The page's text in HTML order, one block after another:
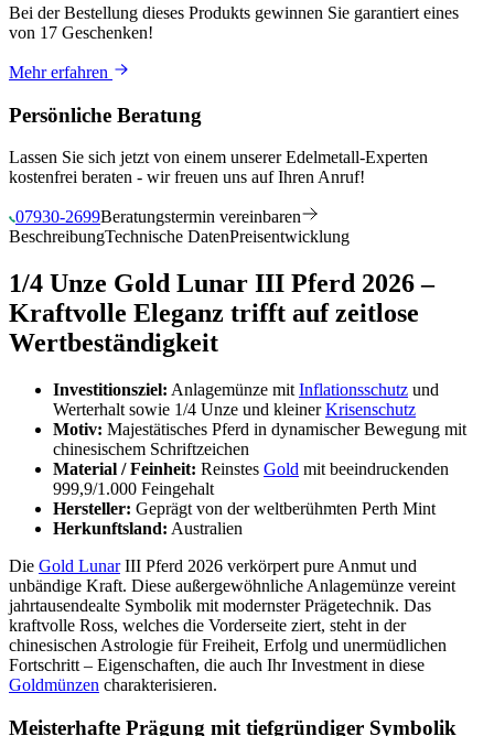
Bei der Bestellung dieses Produkts gewinnen Sie garantiert eines
von 17 Geschenken!
Mehr erfahren
Persönliche Beratung
Lassen Sie sich jetzt von einem unserer Edelmetall-Experten
kostenfrei beraten - wir freuen uns auf Ihren Anruf!
07930-2699Beratungstermin vereinbaren
BeschreibungTechnische DatenPreisentwicklung
1/4 Unze Gold Lunar III Pferd 2026 –
Kraftvolle Eleganz trifft auf zeitlose
Wertbeständigkeit
Investitionsziel: Anlagemünze mit Inflationsschutz und
Werterhalt sowie 1/4 Unze und kleinerKrisenschutz
Motiv: Majestätisches Pferd in dynamischer Bewegung mit
chinesischem Schriftzeichen
Material / Feinheit: Reinstes Gold mit beeindruckenden
999,9/1.000 Feingehalt
Hersteller: Geprägt von der weltberühmten Perth Mint
Herkunftsland: Australien
Die Gold LunarIII Pferd 2026 verkörpert pure Anmut und
unbändige Kraft. Diese außergewöhnliche Anlagemünze vereint
jahrtausendealte Symbolik mit modernster Prägetechnik. Das
kraftvolle Ross, welches die Vorderseite ziert, steht in der
chinesischen Astrologie für Freiheit, Erfolg und unermüdlichen
Fortschritt – Eigenschaften, die auch Ihr Investment in diese
Goldmünzen charakterisieren.
Meisterhafte Prägung mit tiefgründiger Symbolik